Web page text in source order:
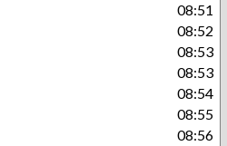
08:51
08:52
08:53
08:53
08:54
08:55
08:56